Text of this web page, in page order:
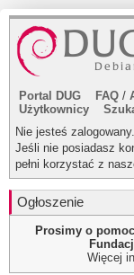
Portal DUG FAQ /
Użytkownicy
Nie jesteś zalogowany.
Jeśli nie posiadasz
pełni korzystać z
Ogłoszenie
Prosimy o
Więcej